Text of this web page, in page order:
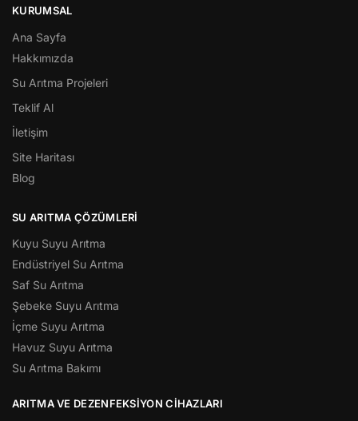
KURUMSAL
Ana Sayfa
Hakkımızda
Su Arıtma Projeleri
Teklif Al
İletişim
Site Haritası
Blog
SU ARITMA ÇÖZÜMLERI
Kuyu Suyu Arıtma
Endüstriyel Su Arıtma
Saf Su Arıtma
Şebeke Suyu Arıtma
İçme Suyu Arıtma
Havuz Suyu Arıtma
Su Arıtma Bakımı
ARITMA VE DEZENFEKSIYON CIHAZLARI